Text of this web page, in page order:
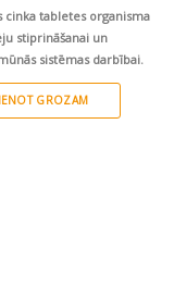
€5.13.
cinka tabletes organisma
stiprināšanai un
sistēmas darbībai.
GROZAM